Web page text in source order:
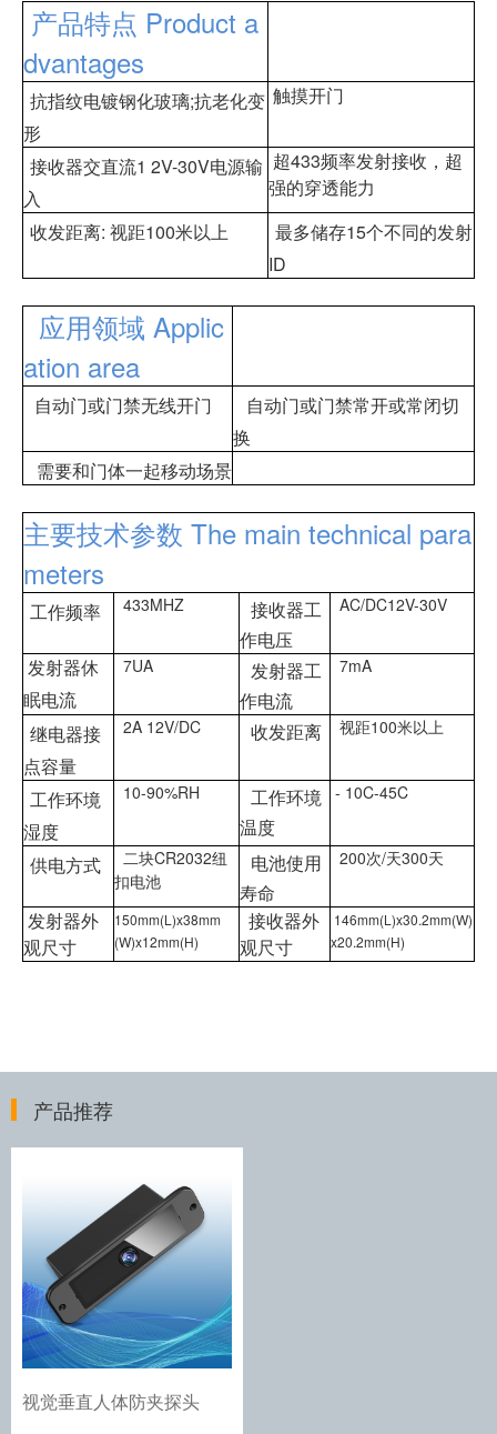
产品特点 Product a
dvantages
抗指纹电镀钢化玻璃;抗老化变
形
触摸开门
接收器交直流1 2V-30V电源输
入
超433频率发射接收，超
强的穿透能力
收发距离: 视距100米以上
最多储存15个不同的发射
ID
应用领域 Applic
ation area
自动门或门禁无线开门
自动门或门禁常开或常闭切
换
需要和门体一起移动场景
主要技术参数 The main technical para
meters
工作频率 433MHZ
接收器工
作电压
AC/DC12V-30V
发射器休
眠电流
7UA
发射器工
作电流
7mA
继电器接
点容量
2A 12V/DC 收发距离 视距100米以上
工作环境
湿度
10-90%RH
工作环境
温度
- 10C-45C
供电方式
二块CR2032纽
扣电池
电池使用
寿命
200次/天300天
发射器外
观尺寸
150mm(L)x38mm
(W)x12mm(H)
接收器外
观尺寸
146mm(L)x30.2mm(W)
x20.2mm(H)
产品推荐
视觉垂直人体防夹探头